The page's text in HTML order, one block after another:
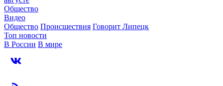
Общество
Видео
Общество Происшествия Говорит Липецк
Топ новости
В России В мире